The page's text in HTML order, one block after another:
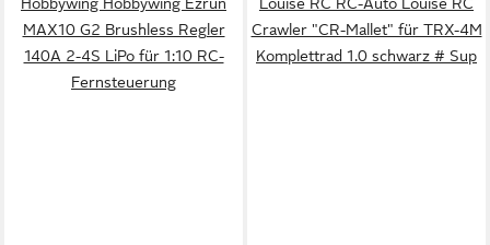
Hobbywing Hobbywing Ezrun
MAX10 G2 Brushless Regler
140A 2-4S LiPo für 1:10 RC-
Fernsteuerung
Louise RC RC-Auto Louise RC
Crawler "CR-Mallet" für TRX-4M
Komplettrad 1.0 schwarz # Sup